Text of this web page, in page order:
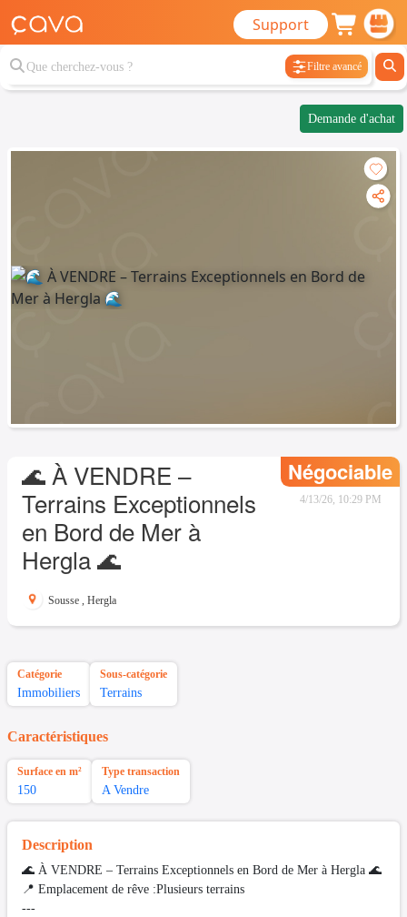
Support
Filtre avancé
Demande d'achat
🌊 À VENDRE –
Terrains Exceptionnels
en Bord de Mer à
Hergla 🌊
Négociable
4/13/26, 10:29 PM
Sousse , Hergla
Catégorie
Immobiliers
Sous-catégorie
Terrains
Caractéristiques
Surface en m²
150
Type transaction
A Vendre
Description
🌊 À VENDRE – Terrains Exceptionnels en Bord de Mer à Hergla 🌊
📍 Emplacement de rêve :Plusieurs terrains
---